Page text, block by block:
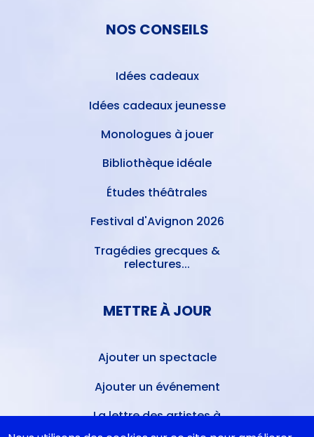
NOS CONSEILS
Idées cadeaux
Idées cadeaux jeunesse
Monologues à jouer
Bibliothèque idéale
Études théâtrales
Festival d'Avignon 2026
Tragédies grecques &
relectures...
METTRE À JOUR
Ajouter un spectacle
Ajouter un événement
La lettre des artistes à